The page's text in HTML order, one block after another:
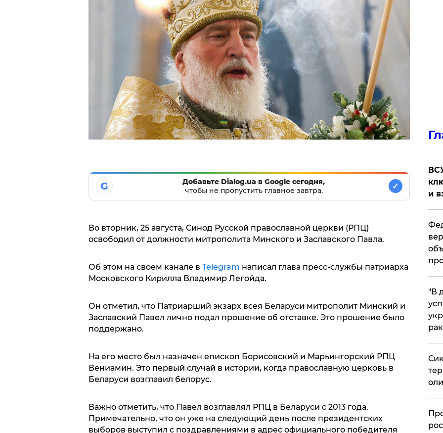
G
Добавьте Dialog.ua в Google сегодня,
чтобы не пропустить главное завтра.
✓
Во вторник, 25 августа, Синод Русской православной церкви (РПЦ)
освободил от должности митрополита Минского и Заславского Павла.
Об этом на своем канале в Telegram написал глава пресс-службы патриарха
Московского Кирилла Владимир Легойда.
Он отметил, что Патриарший экзарх всея Беларуси митрополит Минский и
Заславский Павел лично подал прошение об отставке. Это прошение было
поддержано.
На его место был назначен епископ Борисовский и Марьингорский РПЦ
Вениамин. Это первый случай в истории, когда православную церковь в
Беларуси возглавил белорус.
Важно отметить, что Павел возглавлял РПЦ в Беларуси с 2013 года.
Примечательно, что он уже на следующий день после президентских
выборов выступил с поздравлениями в адрес официального победителя
и
​"В